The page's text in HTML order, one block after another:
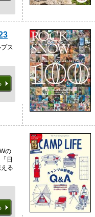
ス
の
日
る